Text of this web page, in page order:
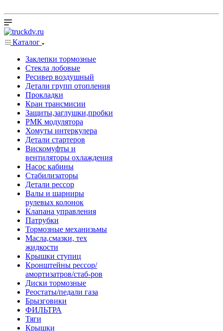
Каталог
Заклепки тормозные
Стекла лобовые
Ресивер воздушный
Детали групп отопления
Прокладки
Кран трансмисии
Защиты,заглушки,пробки
РМК модулятора
Хомуты интеркулера
Детали стартеров
Вискомуфты и
вентиляторы охлаждения
Насос кабины
Стабилизаторы
Детали рессор
Валы и шарниры
рулевых колонок
Клапана управления
Патрубки
Тормозные механизьмы
Масла,смазки, тех
жидкости
Крышки ступиц
Кронштейны рессор/
амортизатров/стаб-ров
Диски тормозные
Реостаты/педали газа
Брызговики
ФИЛЬТРА
Тяги
Крышки